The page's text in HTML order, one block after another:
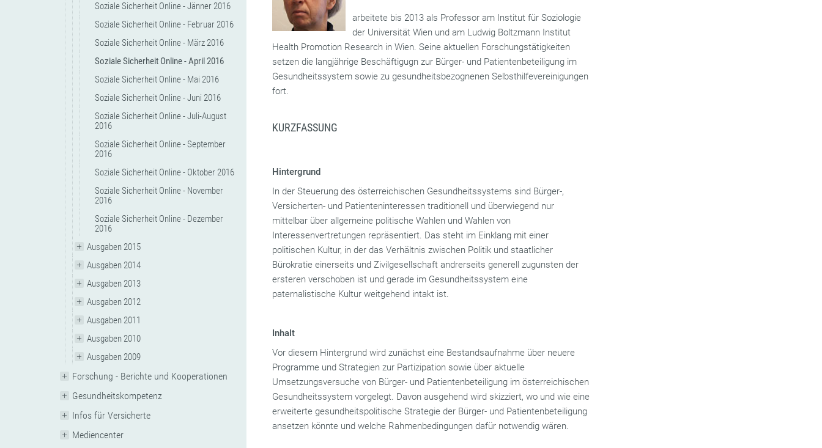
Soziale Sicherheit Online - Jänner 2016
Soziale Sicherheit Online - Februar 2016
Soziale Sicherheit Online - März 2016
Soziale Sicherheit Online - April 2016
Soziale Sicherheit Online - Mai 2016
Soziale Sicherheit Online - Juni 2016
Soziale Sicherheit Online - Juli-August
2016
Soziale Sicherheit Online - September
2016
Soziale Sicherheit Online - Oktober 2016
Soziale Sicherheit Online - November
2016
Soziale Sicherheit Online - Dezember
2016
Ausgaben 2015
Ausgaben 2014
Ausgaben 2013
Ausgaben 2012
Ausgaben 2011
Ausgaben 2010
Ausgaben 2009
Forschung - Berichte und Kooperationen
Gesundheitskompetenz
Infos für Versicherte
Mediencenter
arbeitete bis 2013 als Professor am Institut für Soziologie
der Universität Wien und am Ludwig Boltzmann Institut
Health Promotion Research in Wien. Seine aktuellen Forschungstätigkeiten
setzen die langjährige Beschäftigugn zur Bürger- und Patientenbeteiligung im
Gesundheitssystem sowie zu gesundheitsbezognenen Selbsthilfevereinigungen
fort.
KURZFASSUNG
Hintergrund
In der Steuerung des österreichischen Gesundheitssystems sind Bürger-,
Versicherten- und Patienteninteressen traditionell und überwiegend nur
mittelbar über allgemeine politische Wahlen und Wahlen von
Interessenvertretungen repräsentiert. Das steht im Einklang mit einer
politischen Kultur, in der das Verhältnis zwischen Politik und staatlicher
Bürokratie einerseits und Zivilgesellschaft andrerseits generell zugunsten der
ersteren verschoben ist und gerade im Gesundheitssystem eine
paternalistische Kultur weitgehend intakt ist.
Inhalt
Vor diesem Hintergrund wird zunächst eine Bestandsaufnahme über neuere
Programme und Strategien zur Partizipation sowie über aktuelle
Umsetzungsversuche von Bürger- und Patientenbeteiligung im österreichischen
Gesundheitssystem vorgelegt. Davon ausgehend wird skizziert, wo und wie eine
erweiterte gesundheitspolitische Strategie der Bürger- und Patientenbeteiligung
ansetzen könnte und welche Rahmenbedingungen dafür notwendig wären.